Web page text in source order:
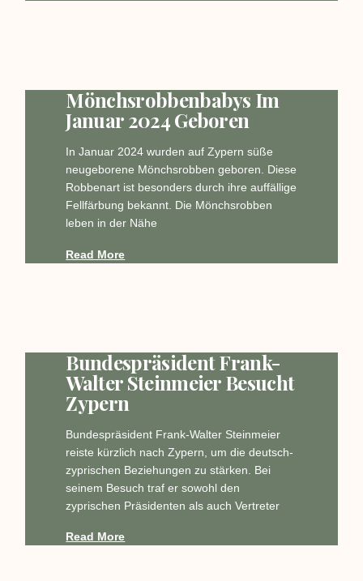
Mönchsrobbenbabys Im
Januar 2024 Geboren
In Januar 2024 wurden auf Zypern süße
neugeborene Mönchsrobben geboren. Diese
Robbenart ist besonders durch ihre auffällige
Fellfärbung bekannt. Die Mönchsrobben
leben in der Nähe
Read More
Bundespräsident Frank-
Walter Steinmeier Besucht
Zypern
Bundespräsident Frank-Walter Steinmeier
reiste kürzlich nach Zypern, um die deutsch-
zyprischen Beziehungen zu stärken. Bei
seinem Besuch traf er sowohl den
zyprischen Präsidenten als auch Vertreter
Read More